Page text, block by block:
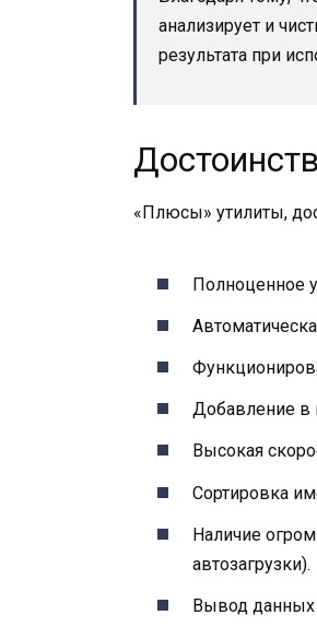
анализирует и
результата при
«Плюсы» утилиты,
Полноценное
Добавление в
Высокая
Сортировка
Наличие
автозагрузки).
Вывод